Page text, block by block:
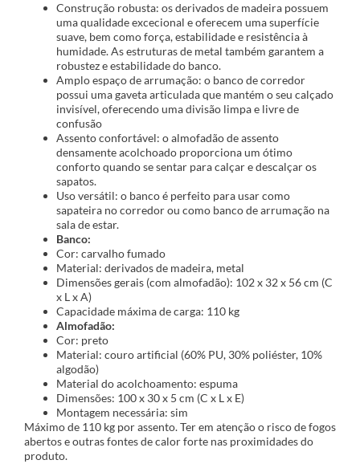
Construção robusta: os derivados de madeira possuem
uma qualidade excecional e oferecem uma superfície
suave, bem como força, estabilidade e resistência à
humidade. As estruturas de metal também garantem a
robustez e estabilidade do banco.
Amplo espaço de arrumação: o banco de corredor
possui uma gaveta articulada que mantém o seu calçado
invisível, oferecendo uma divisão limpa e livre de
confusão
Assento confortável: o almofadão de assento
densamente acolchoado proporciona um ótimo
conforto quando se sentar para calçar e descalçar os
sapatos.
Uso versátil: o banco é perfeito para usar como
sapateira no corredor ou como banco de arrumação na
sala de estar.
Banco:
Cor: carvalho fumado
Material: derivados de madeira, metal
Dimensões gerais (com almofadão): 102 x 32 x 56 cm (C
x L x A)
Capacidade máxima de carga: 110 kg
Almofadão:
Cor: preto
Material: couro artificial (60% PU, 30% poliéster, 10%
algodão)
Material do acolchoamento: espuma
Dimensões: 100 x 30 x 5 cm (C x L x E)
Montagem necessária: sim
Máximo de 110 kg por assento. Ter em atenção o risco de fogos
abertos e outras fontes de calor forte nas proximidades do
produto.